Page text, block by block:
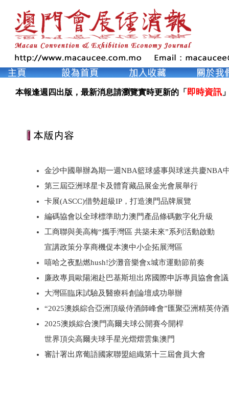
本報逢週四出版，最新消息請瀏覽實時更新的「 即時資訊
金沙中國舉辦為期一週NBA籃球盛事與球迷共慶NBA
第三屆亞洲球星卡及體育藏品展金光會展舉行
卡展(ASCC)借勢超級IP，打造澳門品牌展覽
編碼協會以全球標準助力澳門產品條碼數字化升級
工商聯與美高梅“攜手灣區 共築未來”系列活動啟動
宣講政策分享商機促本澳中小企拓展灣區
嘻哈之夜點燃hush!沙灘音樂會x城市運動節前奏
廉政專員歐陽湘赴巴基斯坦出席國際申訴專員協會會議
大灣區臨床試驗及醫療科創論壇成功舉辦
“2025澳娛綜合亞洲頂級侍酒師峰會”匯聚亞洲精英侍
2025澳娛綜合澳門高爾夫球公開賽今開桿
世界頂尖高爾夫球手星光熠熠雲集澳門
審計署出席葡語國家聯盟組織第十三屆會員大會